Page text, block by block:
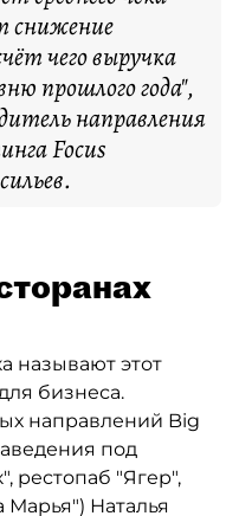
снижение
чего выручка
прошлого года",
направления
Focus
называют этот
бизнеса.
направлений Big
под
рестопаб "Ягер",
Марья") Наталья